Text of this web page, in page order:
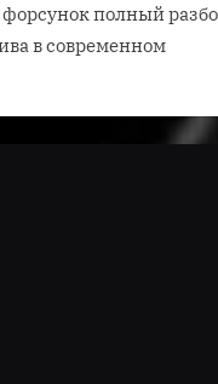
форсунок полный
в современном